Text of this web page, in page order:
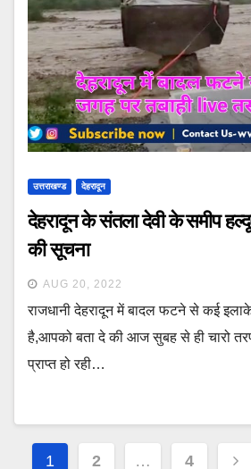
उत्तराखण्ड देहरादून
देहरादून के संतला देवी के समीप
की सूचना
AUG 20, 2022
राजधानी देहरादून में बादल फटने से कई
है,आपको बता दे की आज सुबह से ही चारो
प्राप्त हो रही…
Posts
1 2 … 4